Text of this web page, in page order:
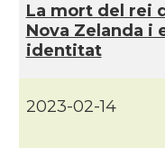
La mort del rei
Nova Zelanda i
identitat
2023-02-14